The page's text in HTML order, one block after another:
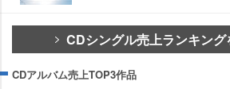
CDシングル売上ランキン
CDアルバム売上TOP3作品